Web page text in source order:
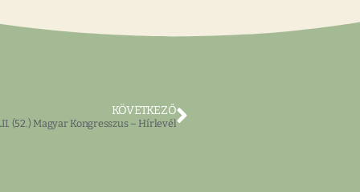
KÖVETKEZŐ
(52.) Magyar Kongresszus – Hírlevél